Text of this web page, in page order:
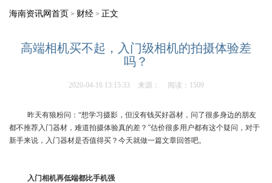
海南资讯网首页 > 财经 > 正文
高端相机买不起，入门级相机的拍摄体验差
吗？
2020-04-16 13:15:33 来源： 阅读：1509
昨天有狼粉问：“想学习摄影，但没有钱买好器材，问了很多身边的朋友
都不推荐入门器材，难道拍摄体验真的差？”估价很多用户都有这个疑问，对于
新手来说，入门器材是否值得买？今天就做一篇文章回答吧。
入门相机再低端都比手机强